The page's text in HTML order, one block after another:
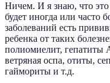
Ничем. И я знаю, что
будет иногда или часто
заболеваний есть
ребенка от таких
полиомиелит, гепатиты
ветряная оспа, отиты,
гаймориты и т.д.